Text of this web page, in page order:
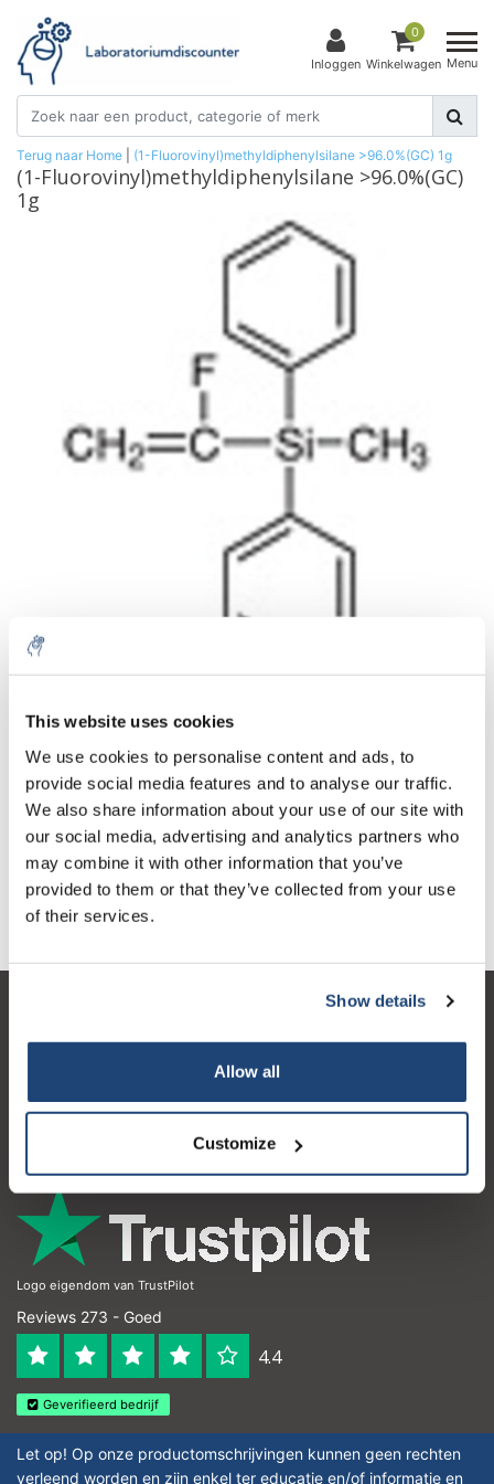
This website uses cookies
We use cookies to personalise content and ads, to
provide social media features and to analyse our traffic.
We also share information about your use of our site with
our social media, advertising and analytics partners who
may combine it with other information that you’ve
provided to them or that they’ve collected from your use
of their services.
Show details
Allow all
Customize
Inloggen
0
Winkelwagen Menu
Terug naar Home (1-Fluorovinyl)methyldiphenylsilane >96.0%(GC) 1g
(1-Fluorovinyl)methyldiphenylsilane >96.0%(GC)
1g
Aantal Product
1 Stuk
€178,00
€215,38 Meer
Toevoegen aan winkelwagen
Informatie
Contactgegevens
Logo eigendom van TrustPilot
Reviews 273 - Goed
4.4
Geverifieerd bedrijf
Let op! Op onze productomschrijvingen kunnen geen rechten
verleend worden en zijn enkel ter educatie en/of informatie en